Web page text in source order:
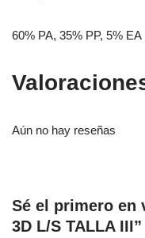
60% PA, 35% PP, 5% EA
Aún no hay reseñas
Sé el primero en
3D L/S TALLA III”